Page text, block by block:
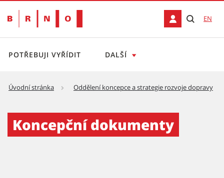
EN
POTŘEBUJI VYŘÍDIT DALŠÍ
Úvodní stránka Oddělení koncepce a strategie rozvoje dopravy
Koncepční dokumenty